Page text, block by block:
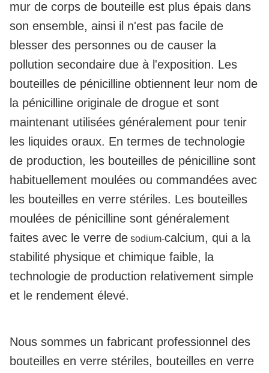
mur de corps de bouteille est plus épais dans
son ensemble, ainsi il n'est pas facile de
blesser des personnes ou de causer la
pollution secondaire due à l'exposition. Les
bouteilles de pénicilline obtiennent leur nom de
la pénicilline originale de drogue et sont
maintenant utilisées généralement pour tenir
les liquides oraux. En termes de technologie
de production, les bouteilles de pénicilline sont
habituellement moulées ou commandées avec
les bouteilles en verre stériles. Les bouteilles
moulées de pénicilline sont généralement
faites avec le verre de sodium-calcium, qui a la
stabilité physique et chimique faible, la
technologie de production relativement simple
et le rendement élevé.
Nous sommes un fabricant professionnel des
bouteilles en verre stériles, bouteilles en verre